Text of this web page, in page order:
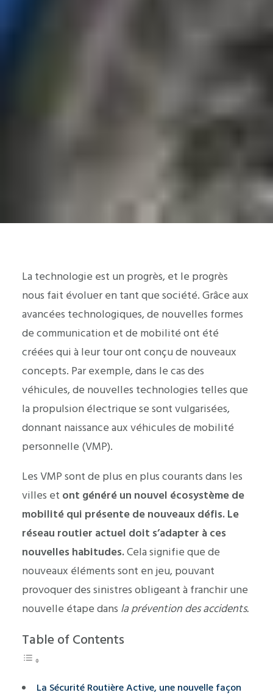
La technologie est un progrès, et le progrès
nous fait évoluer en tant que société. Grâce aux
avancées technologiques, de nouvelles formes
de communication et de mobilité ont été
créées qui à leur tour ont conçu de nouveaux
concepts. Par exemple, dans le cas des
véhicules, de nouvelles technologies telles que
la propulsion électrique se sont vulgarisées,
donnant naissance aux véhicules de mobilité
personnelle (VMP).
Les VMP sont de plus en plus courants dans les
villes et ont généré un nouvel écosystème de
mobilité qui présente de nouveaux défis. Le
réseau routier actuel doit s’adapter à ces
nouvelles habitudes.Cela signifie que de
nouveaux éléments sont en jeu, pouvant
provoquer des sinistres obligeant à franchir une
nouvelle étape dans la prévention des accidents.
Table of Contents
La Sécurité Routière Active, une nouvelle façon